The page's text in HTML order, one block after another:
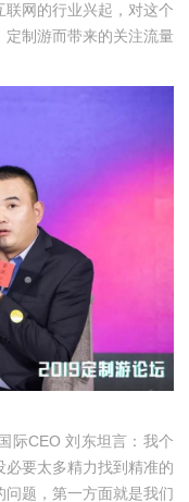
网的行业兴起，对这个
制游而带来的关注流量
际CEO 刘东坦言：我个
必要太多精力找到精准的
问题，第一方面就是我们